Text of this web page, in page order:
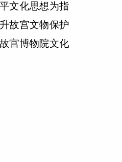
文化思想为指
故宫文物保护
宫博物院文化